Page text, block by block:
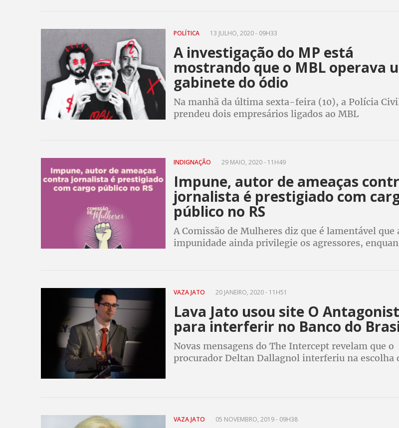
POLÍTICA 13 JULHO, 2020 - 09H33
A investigação do MP está
mostrando que o MBL operava
gabinete do ódio
Na manhã da última sexta-feira (10), a Polícia
prendeu dois empresários ligados ao MBL
INDIGNAÇÃO 29 MAIO, 2020 - 11H49
Impune, autor de ameaças
jornalista é prestigiado com
público no RS
A Comissão de Mulheres diz que é lamentável que
impunidade ainda privilegie os agressores,
VAZA JATO 20 JANEIRO, 2020 - 11H51
Lava Jato usou site O
para interferir no Banco do
Novas mensagens do The Intercept revelam que o
procurador Deltan Dallagnol interferiu na escolha
VAZA JATO 05 NOVEMBRO, 2019 - 09H38